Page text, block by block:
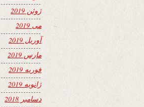
ژوئن 2019
می 2019
آوریل 2019
مارس 2019
فوریه 2019
ژانویه 2019
دسامبر 2018